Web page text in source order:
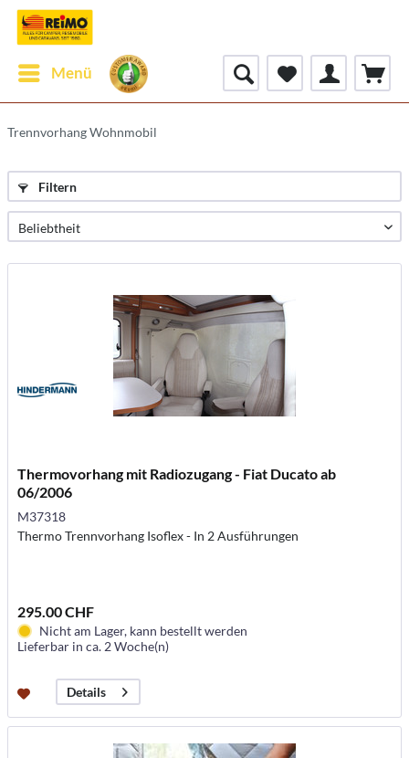
Menü
Trennvorhang Wohnmobil
Filtern
Thermovorhang mit Radiozugang - Fiat Ducato ab
06/2006
M37318
Thermo Trennvorhang Isoflex - In 2 Ausführungen
295.00 CHF
Nicht am Lager, kann bestellt werden
Lieferbar in ca. 2 Woche(n)
Details